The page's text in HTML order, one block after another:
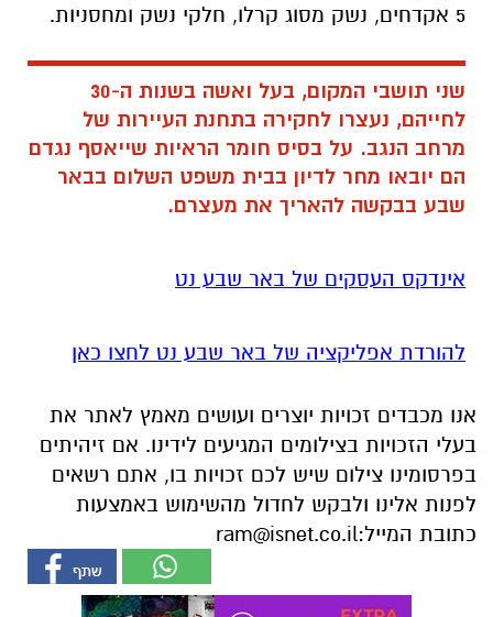
5 אקדחים, נשק מסוג קרלו, חלקי נשק ומחסניות.
שני תושבי המקום, בעל ואשה בשנות ה-30
לחייהם, נעצרו לחקירה בתחנת העיירות של
מרחב הנגב. על בסיס חומר הראיות שייאסף נגדם
הם יובאו מחר לדיון בבית משפט השלום בבאר
שבע בבקשה להאריך את מעצרם.
אינדקס העסקים של באר שבע נט
להורדת אפליקציה של באר שבע נט לחצו כאן
אנו מכבדים זכויות יוצרים ועושים מאמץ לאתר את
בעלי הזכויות בצילומים המגיעים לידינו. אם זיהיתים
בפרסומינו צילום שיש לכם זכויות בו, אתם רשאים
לפנות אלינו ולבקש לחדול מהשימוש באמצעות
כתובת המייל:ram@isnet.co.il